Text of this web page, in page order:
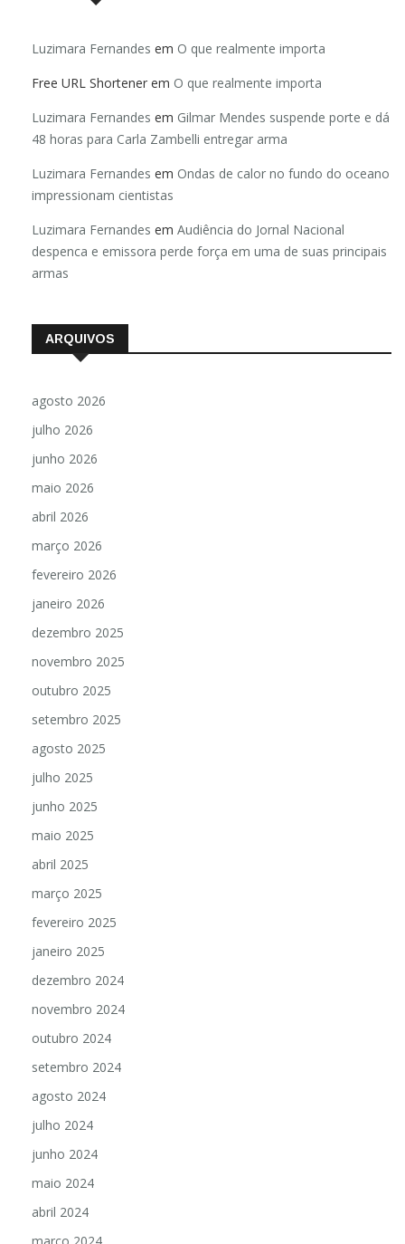
Luzimara Fernandes em O que realmente importa
Free URL Shortener em O que realmente importa
Luzimara Fernandes em Gilmar Mendes suspende porte e dá
48 horas para Carla Zambelli entregar arma
Luzimara Fernandes em Ondas de calor no fundo do oceano
impressionam cientistas
Luzimara Fernandes em Audiência do Jornal Nacional
despenca e emissora perde força em uma de suas principais
armas
ARQUIVOS
agosto 2026
julho 2026
junho 2026
maio 2026
abril 2026
março 2026
fevereiro 2026
janeiro 2026
dezembro 2025
novembro 2025
outubro 2025
setembro 2025
agosto 2025
julho 2025
junho 2025
maio 2025
abril 2025
março 2025
fevereiro 2025
janeiro 2025
dezembro 2024
novembro 2024
outubro 2024
setembro 2024
agosto 2024
julho 2024
junho 2024
maio 2024
abril 2024